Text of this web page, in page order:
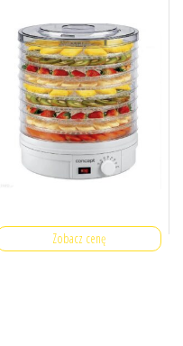
Zobacz cenę